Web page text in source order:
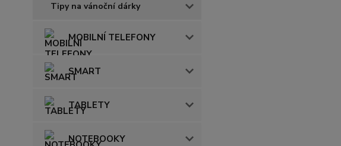
Tipy na vánoční dárky
MOBILNÍ TELEFONY
SMART
TABLETY
NOTEBOOKY